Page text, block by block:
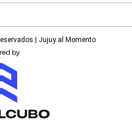
| Jujuy al Momento